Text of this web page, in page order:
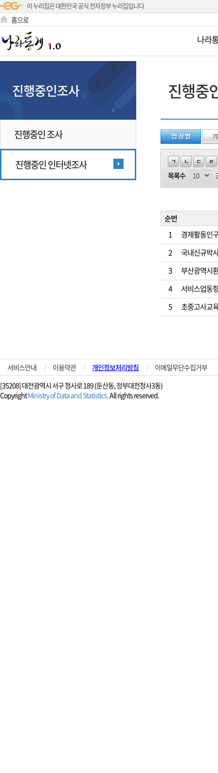
이 누리집은 대한민국 공식 전자정부 누리집입니다
홈으로
나라
진행중인조사
진행중인 조사
진행중인 인터넷조사
진행중
목록수
순번
1
경제활동인
2
국내신규박
3
부산광역시
4
서비스업동
5
초중고사교
서비스안내 | 이용약관 | 개인정보처리방침 |
이메일무단수집거부
[35208] 대전광역시 서구 청사로 189 (둔산동, 정부대전청사3동)
CopyrightMinistry of Data and Statistics.All rights reserved.